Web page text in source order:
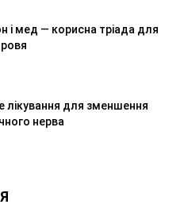
і мед — корисна тріада для
лікування для зменшення
нерва